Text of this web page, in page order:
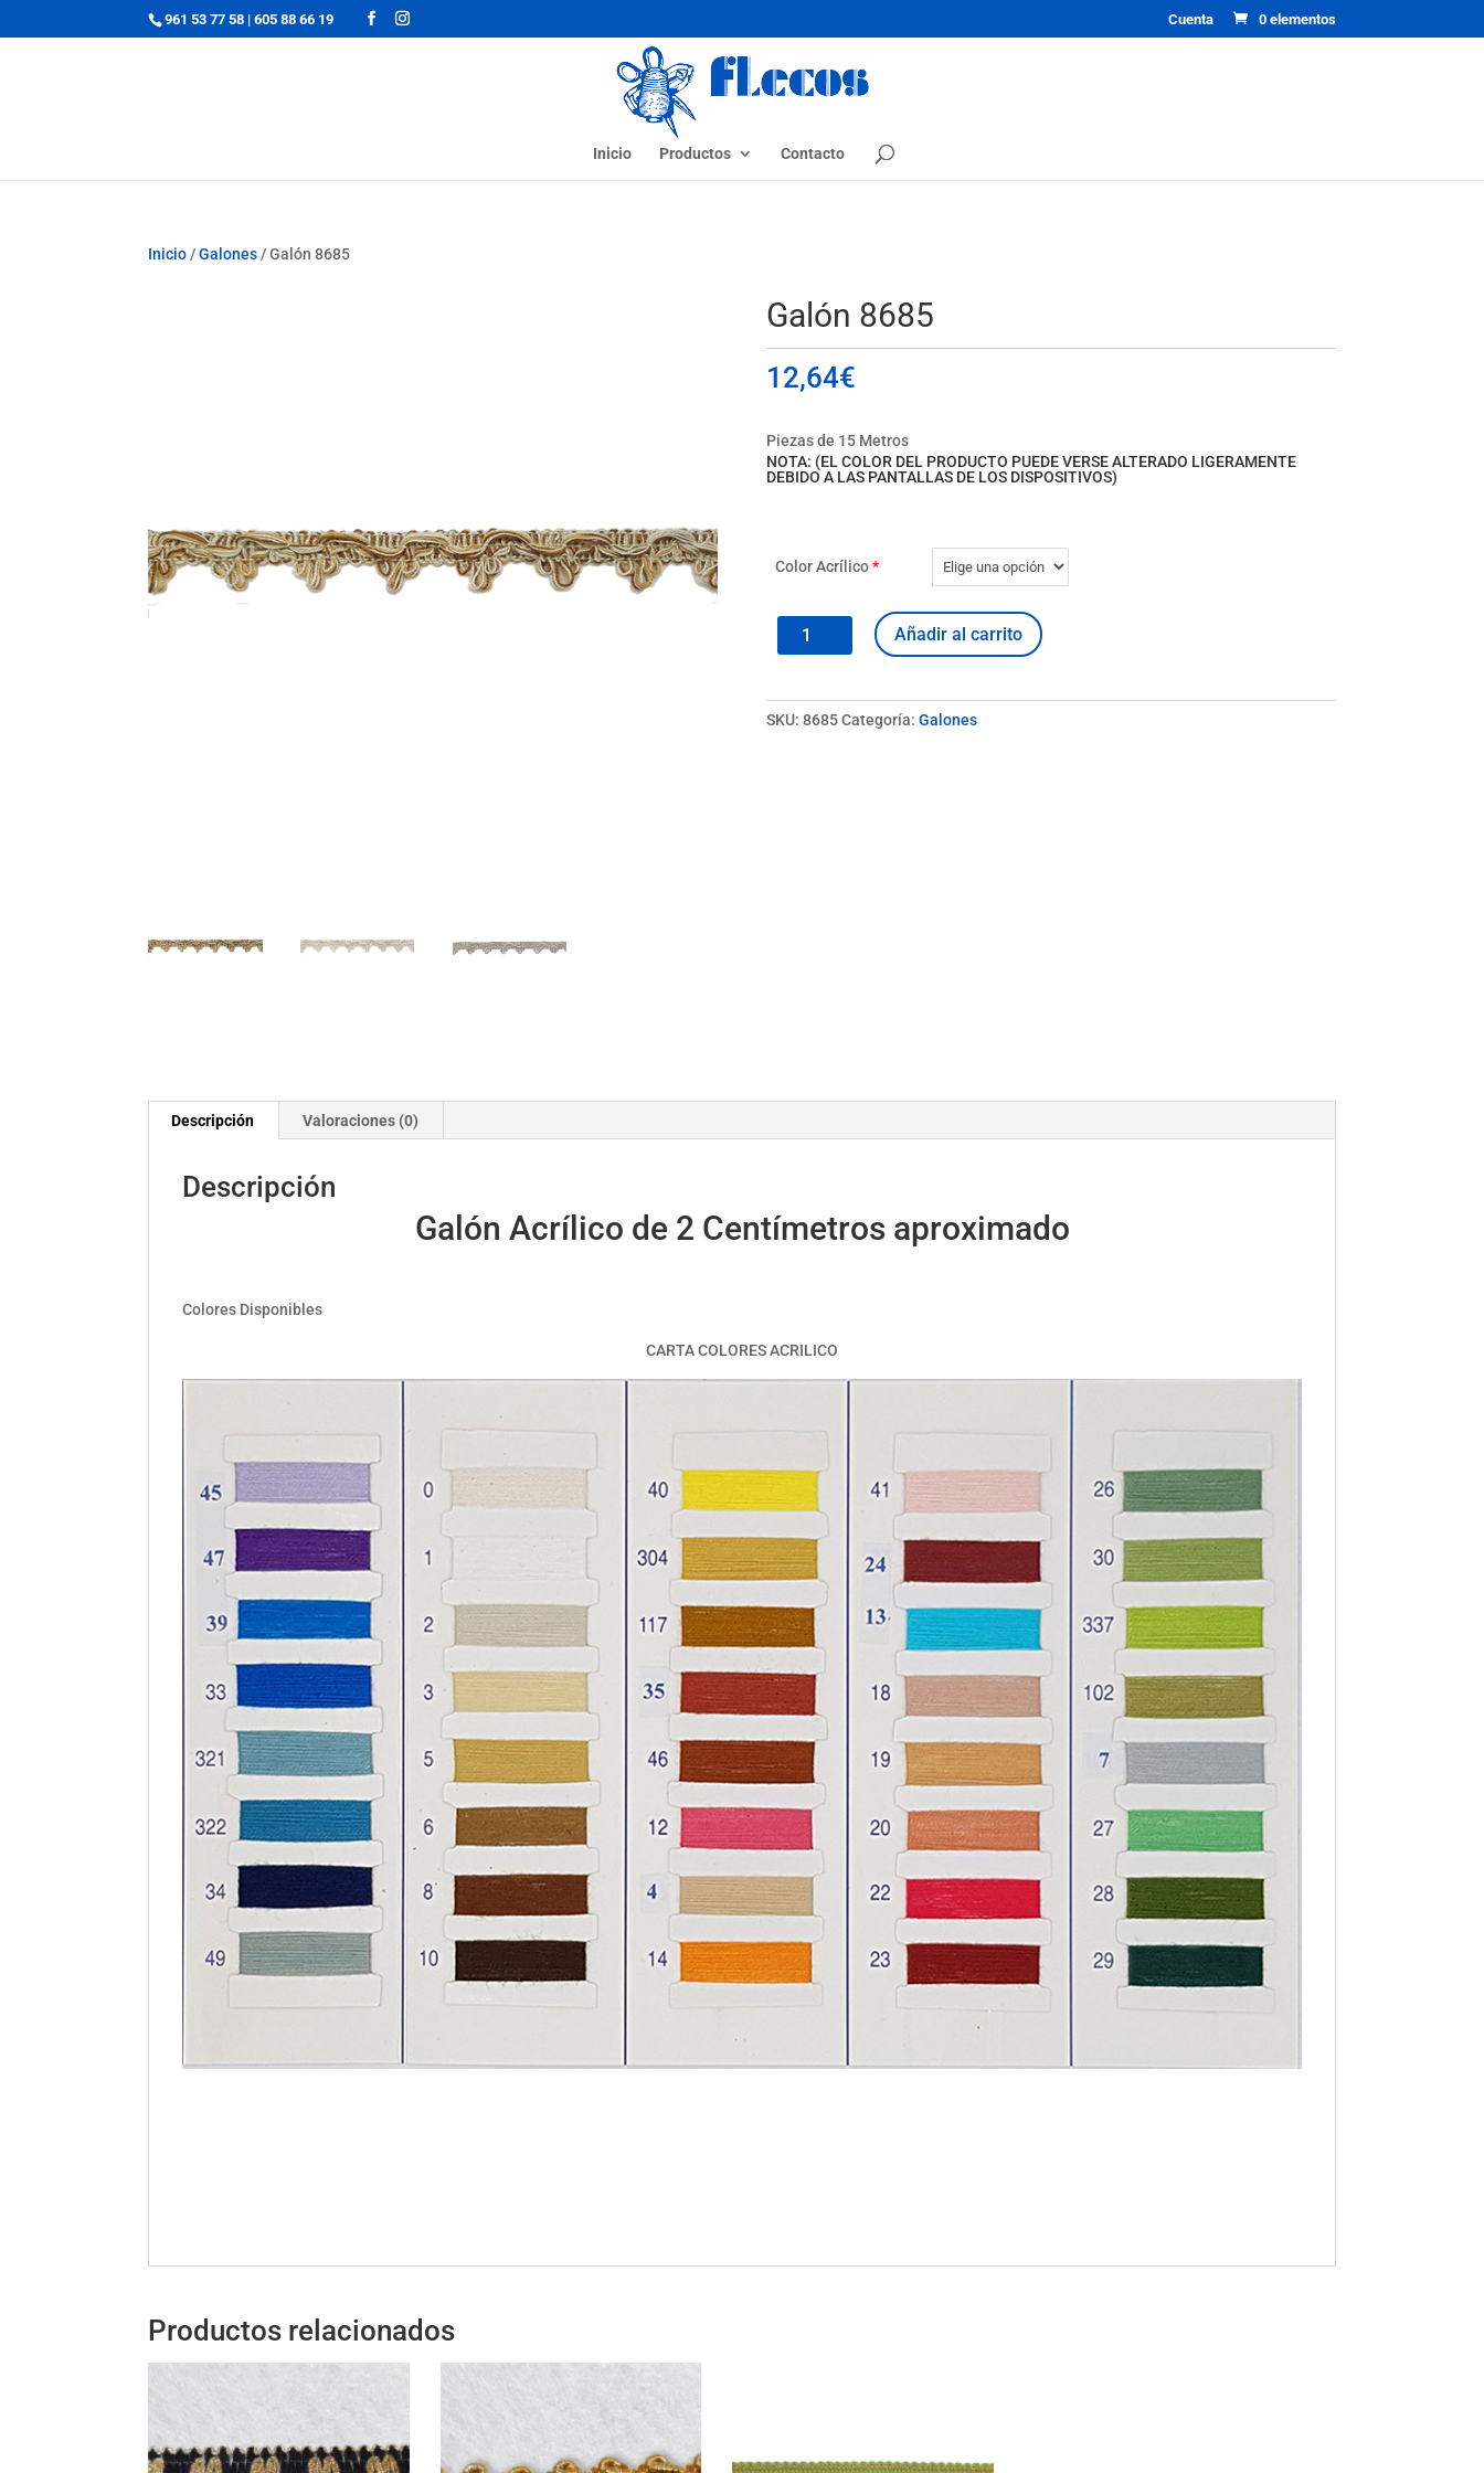
961 53 77 58 |605 88 66 19 Cuenta 0 elementos
Inicio Productos Contacto
Inicio /Galones / Galón 8685
Galón 8685
12,64€
Piezas de 15 Metros
NOTA: (EL COLOR DEL PRODUCTO PUEDE VERSE ALTERADO LIGERAMENTE
DEBIDO A LAS PANTALLAS DE LOS DISPOSITIVOS)
Color Acrílico*
Galón
Añadir al carrito
SKU: 8685 Categoría: Galones
Descripción Valoraciones (0)
Descripción
Galón Acrílico de 2 Centímetros aproximado
Colores Disponibles
CARTA COLORES ACRILICO
Productos relacionados